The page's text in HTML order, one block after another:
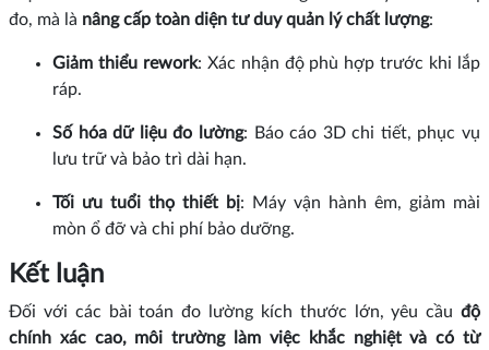
đo, mà là nâng cấp toàn diện tư duy quản lý chất lượng:
Giảm thiểu rework: Xác nhận độ phù hợp trước khi lắp
ráp.
Số hóa dữ liệu đo lường: Báo cáo 3D chi tiết, phục vụ
lưu trữ và bảo trì dài hạn.
Tối ưu tuổi thọ thiết bị: Máy vận hành êm, giảm mài
mòn ổ đỡ và chi phí bảo dưỡng.
Kết luận
Đối với các bài toán đo lường kích thước lớn, yêu cầu độ
chính xác cao, môi trường làm việc khắc nghiệt và có từ